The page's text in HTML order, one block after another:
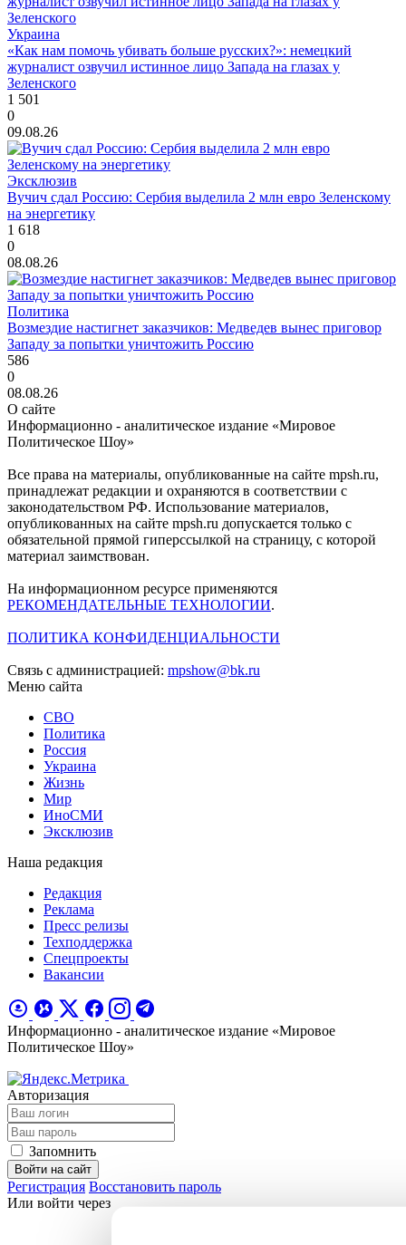
Украина
«Как нам помочь убивать больше русских?»: немецкий
журналист озвучил истинное лицо Запада на глазах у
Зеленского
1 501
0
09.08.26
Эксклюзив
Вучич сдал Россию: Сербия выделила 2 млн евро Зеленскому
на энергетику
1 618
0
08.08.26
Политика
Возмездие настигнет заказчиков: Медведев вынес приговор
Западу за попытки уничтожить Россию
586
0
08.08.26
О сайте
Информационно - аналитическое издание «Мировое
Политическое Шоу»
Все права на материалы, опубликованные на сайте mpsh.ru,
принадлежат редакции и охраняются в соответствии с
законодательством РФ. Использование материалов,
опубликованных на сайте mpsh.ru допускается только с
обязательной прямой гиперссылкой на страницу, с которой
материал заимствован.
На информационном ресурсе применяются
РЕКОМЕНДАТЕЛЬНЫЕ ТЕХНОЛОГИИ.
ПОЛИТИКА КОНФИДЕНЦИАЛЬНОСТИ
Связь с администрацией: mpshow@bk.ru
Меню сайта
СВО
Политика
Россия
Украина
Жизнь
Мир
ИноСМИ
Эксклюзив
Наша редакция
Редакция
Реклама
Пресс релизы
Техподдержка
Спецпроекты
Вакансии
Информационно - аналитическое издание «Мировое
Политическое Шоу»
Авторизация
Запомнить
Войти на сайт
Регистрация Восстановить пароль
Или войти через